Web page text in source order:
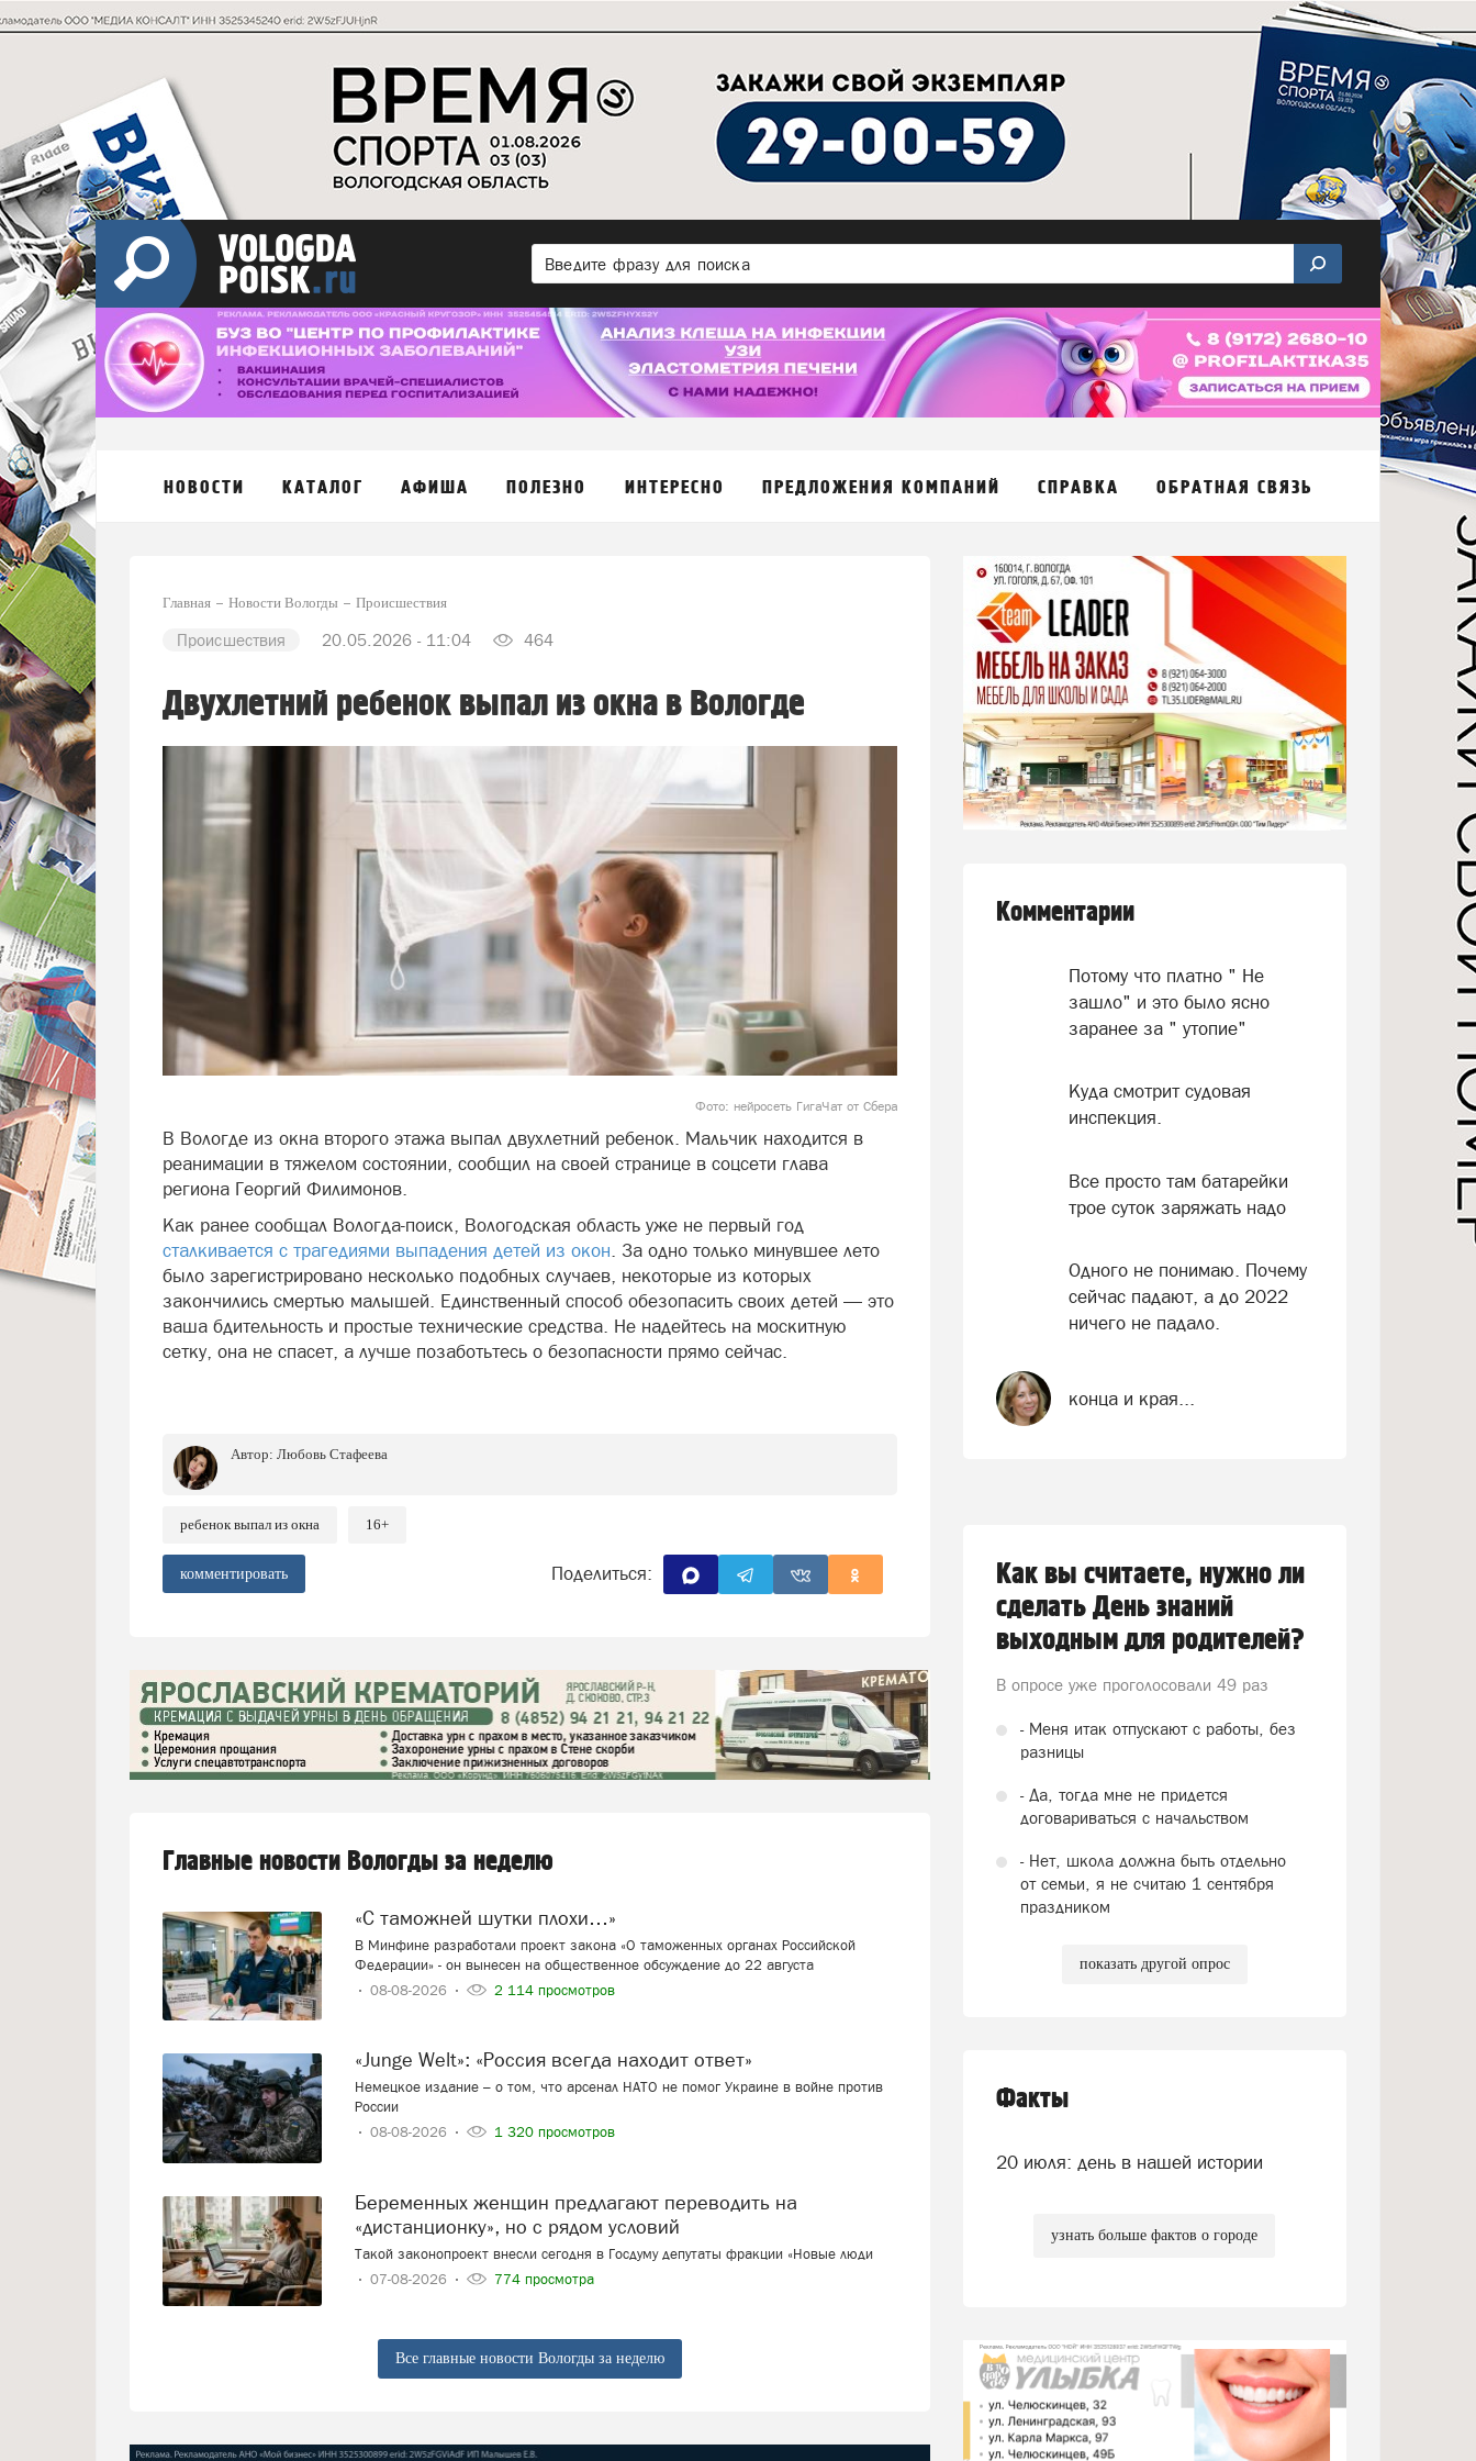
НОВОСТИ КАТАЛОГ АФИША ПОЛЕЗНО ИНТЕРЕСНО ПРЕДЛОЖЕНИЯ КОМПАНИЙ СПРАВКА ОБРАТНАЯ СВЯЗЬ
Главная Новости Вологды Происшествия
Происшествия 20.05.2026 - 11:04 464
Двухлетний ребенок выпал из окна в Вологде
Фото: нейросеть ГигаЧат от Сбера
В Вологде из окна второго этажа выпал двухлетний ребенок. Мальчик находится в
реанимации в тяжелом состоянии, сообщил на своей странице в соцсети глава
региона Георгий Филимонов.
Как ранее сообщал Вологда-поиск, Вологодская область уже не первый год
сталкивается с трагедиями выпадения детей из окон. За одно только минувшее лето
было зарегистрировано несколько подобных случаев, некоторые из которых
закончились смертью малышей. Единственный способ обезопасить своих детей — это
ваша бдительность и простые технические средства. Не надейтесь на москитную
сетку, она не спасет, а лучше позаботьтесь о безопасности прямо сейчас.
Автор: Любовь Стафеева
ребенок выпал из окна 16+
комментировать Поделиться:
Главные новости Вологды за неделю
«С таможней шутки плохи…»
В Минфине разработали проект закона «О таможенных органах Российской
Федерации» - он вынесен на общественное обсуждение до 22 августа
08-08-2026
2 114 просмотров
«Junge Welt»: «Россия всегда находит ответ»
Немецкое издание – о том, что арсенал НАТО не помог Украине в войне против
России
08-08-2026
1 320 просмотров
Беременных женщин предлагают переводить на
«дистанционку», но с рядом условий
Такой законопроект внесли сегодня в Госдуму депутаты фракции «Новые люди
07-08-2026
774 просмотра
Все главные новости Вологды за неделю
Комментарии
Потому что платно " Не
зашло" и это было ясно
заранее за " утопие"
Куда смотрит судовая
инспекция.
Все просто там батарейки
трое суток заряжать надо
Одного не понимаю. Почему
сейчас падают, а до 2022
ничего не падало.
конца и края...
Как вы считаете, нужно ли
сделать День знаний
выходным для родителей?
В опросе уже проголосовали 49 раз
- Меня итак отпускают с работы, без
разницы
- Да, тогда мне не придется
договариваться с начальством
- Нет, школа должна быть отдельно
от семьи, я не считаю 1 сентября
праздником
показать другой опрос
Факты
20 июля: день в нашей истории
узнать больше фактов о городе